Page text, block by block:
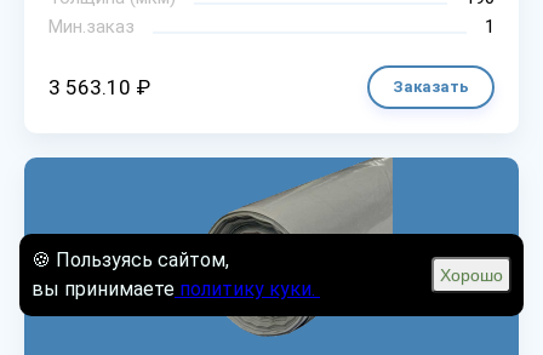
Мин.заказ
1
3 563.10 ₽ Заказать
🍪 Пользуясь сайтом,
вы принимаете политику куки.
Хорошо